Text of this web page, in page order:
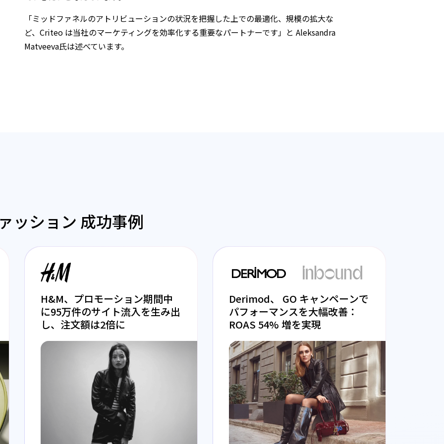
「ミッドファネルのアトリビューションの状況を把握した上での最適化、規模の拡大な
ど、Criteo は当社のマーケティングを効率化する重要なパートナーです」と Aleksandra
Matveeva氏は述べています。
ッション 成功事例
H&M、プロモーション期間中
に95万件のサイト流入を生み出
し、注文額は2倍に
Derimod、 GO キャンペーンで
パフォーマンスを大幅改善：
ROAS 54% 増を実現